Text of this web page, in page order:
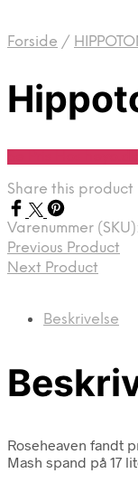
Forside /
Share this product
Varenummer
Previous Product
Next Product
Beskrivelse
Roseheaven fandt
Mash spand på 17